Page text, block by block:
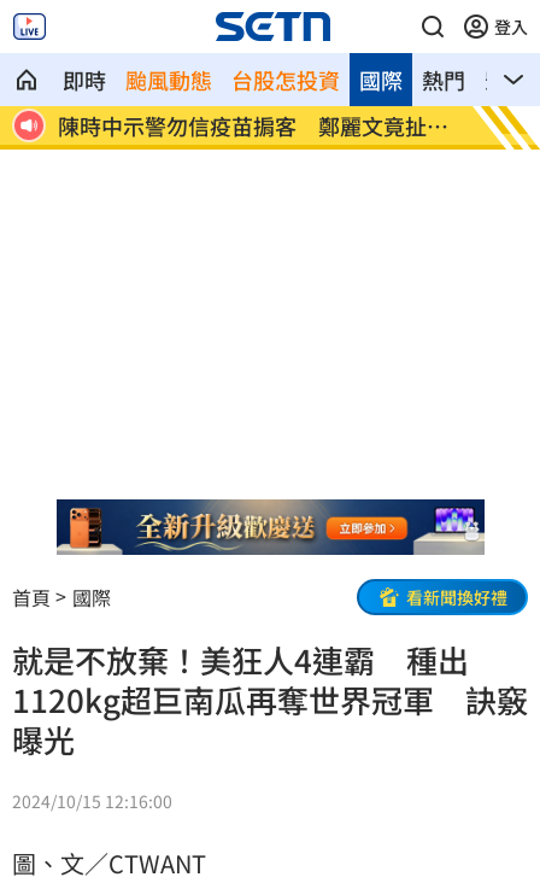
登入
即時 颱風動態 台股怎投資 熱門 影音
國際
這
它是水果界白富美 低GI、低熱量還助排
便
28歲
晶
首頁 國際 看新聞換好禮
就是不放棄！美狂人4連霸 種出
1120kg超巨南瓜再奪世界冠軍 訣竅
曝光
2024/10/15 12:16:00
圖、文／CTWANT